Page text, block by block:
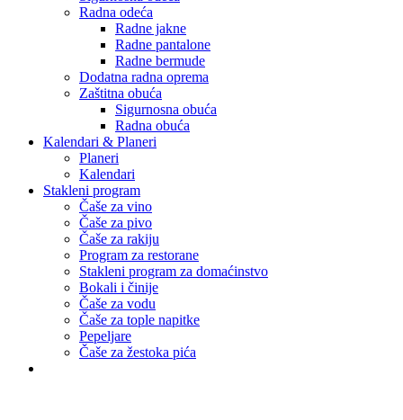
Radna odeća
Radne jakne
Radne pantalone
Radne bermude
Dodatna radna oprema
Zaštitna obuća
Sigurnosna obuća
Radna obuća
Kalendari & Planeri
Planeri
Kalendari
Stakleni program
Čaše za vino
Čaše za pivo
Čaše za rakiju
Program za restorane
Stakleni program za domaćinstvo
Bokali i činije
Čaše za vodu
Čaše za tople napitke
Pepeljare
Čaše za žestoka pića